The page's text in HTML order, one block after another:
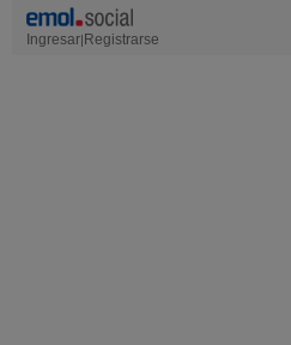
Ingresar| Registrarse